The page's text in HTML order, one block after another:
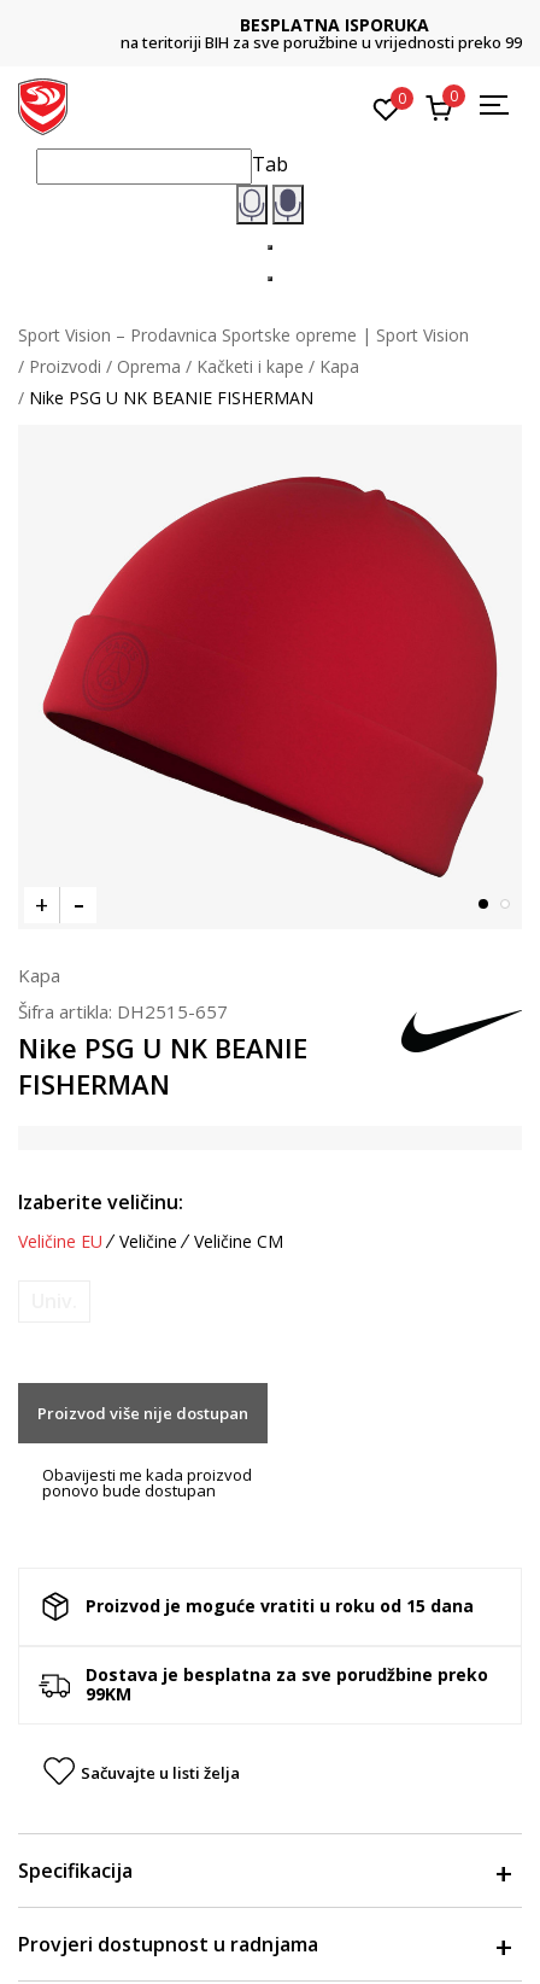
BESPLATNA ISPORUKA
na teritoriji BIH za sve poružbine u vrijednosti preko 99 KM
0 0
Tab
Sport Vision – Prodavnica Sportske opreme | Sport Vision
Proizvodi
Oprema Kačketi i kape
Kapa
Nike PSG U NK BEANIE FISHERMAN
Kapa
Šifra artikla: DH2515-657
Nike PSG U NK BEANIE
FISHERMAN
Izaberite veličinu:
Veličine EU Veličine Veličine CM
Proizvod više nije dostupan
Obavijesti me kada proizvod
ponovo bude dostupan
Proizvod je moguće vratiti u roku od 15 dana
Dostava je besplatna za sve porudžbine preko
99KM
Sačuvajte u listi želja
Specifikacija
Provjeri dostupnost u radnjama